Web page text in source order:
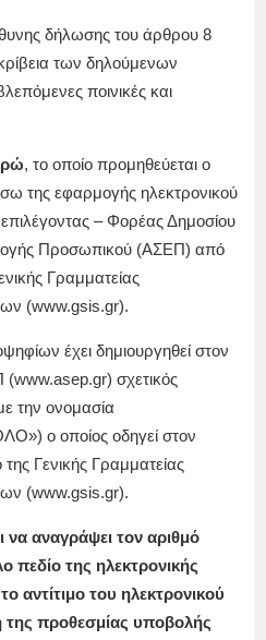
δήλωσης του άρθρου 8
των δηλούμενων
ποινικές και
, το οποίο προμηθεύεται ο
της εφαρμογής ηλεκτρονικού
– Φορέας Δημοσίου
Προσωπικού (ΑΣΕΠ) από
Γραμματείας
(www.gsis.gr).
έχει δημιουργηθεί στον
(www.asep.gr) σχετικός
την ονομασία
ο οποίος οδηγεί στον
Γενικής Γραμματείας
(www.gsis.gr).
αναγράψει τον αριθμό
πεδίο της ηλεκτρονικής
αντίτιμο του ηλεκτρονικού
προθεσμίας υποβολής